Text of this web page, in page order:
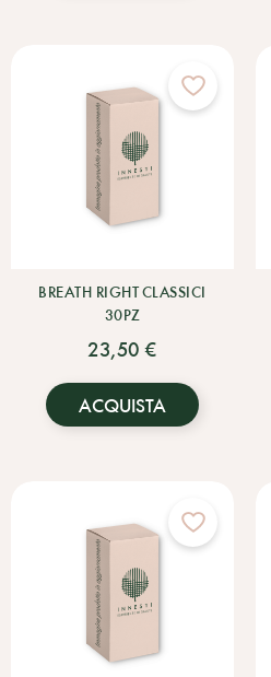
BREATH RIGHT CLASSICI
30PZ
23,50 €
ACQUISTA